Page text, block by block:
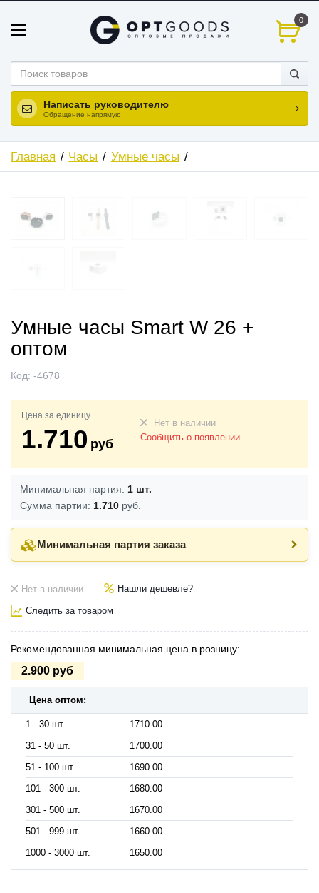
0
Написать руководителю
Обращение напрямую
Главная Часы Умные часы
Умные часы Smart W 26 +
оптом
Код: -4678
Цена за единицу
1.710 руб
Нет в наличии
Сообщить о появлении
Минимальная партия: 1 шт.
Сумма партии: 1.710 руб.
Минимальная партия заказа
Нет в наличии Нашли дешевле?
Следить за товаром
Рекомендованная минимальная цена в розницу:
2.900 руб
Цена оптом:
1 - 30 шт.
1710.00
31 - 50 шт.
1700.00
51 - 100 шт.
1690.00
101 - 300 шт.
1680.00
301 - 500 шт.
1670.00
501 - 999 шт.
1660.00
1000 - 3000 шт.
1650.00